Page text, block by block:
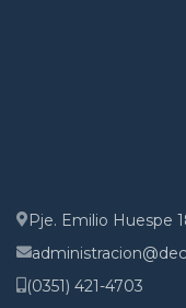
Pje. Emilio Huespe
(0351) 421-4703